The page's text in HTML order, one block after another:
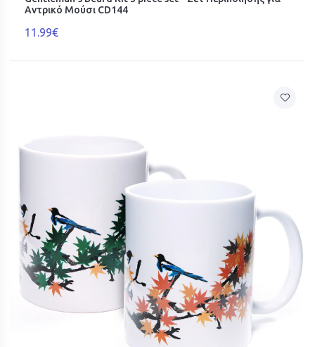
Αντρικό Μούσι CD144
11.99€